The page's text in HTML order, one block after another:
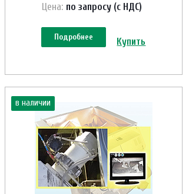
Цена: по запросу (с НДС)
Подробнее Купить
в наличии